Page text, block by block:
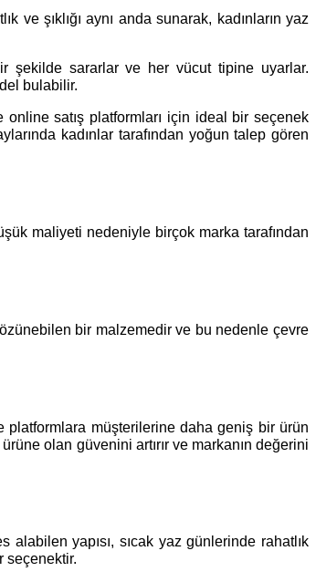
şıklığı aynı anda sunarak, kadınların yaz
şekilde sararlar ve her vücut tipine uyarlar.
bulabilir.
satış platformları için ideal bir seçenek
kadınlar tarafından yoğun talep gören
maliyeti nedeniyle birçok marka tarafından
bir malzemedir ve bu nedenle çevre
platformlara müşterilerine daha geniş bir ürün
olan güvenini artırır ve markanın değerini
yapısı, sıcak yaz günlerinde rahatlık
seçenektir.